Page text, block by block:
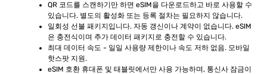
QR 코드를 스캔하기만 하면 eSIM을 다운로드하고 바로 사용할 수
있습니다. 별도의 활성화 또는 등록 절차는 필요하지 않습니다.
일회성 선불 패키지입니다. 자동 갱신이나 계약이 없습니다. eSIM
은 충전식이며 추가 데이터 패키지로 충전할 수 있습니다.
최대 데이터 속도 - 일일 사용량 제한이나 속도 저하 없음. 모바일
핫스팟 지원.
eSIM 호환 휴대폰 및 태블릿에서만 사용 가능하며, 통신사 잠금이